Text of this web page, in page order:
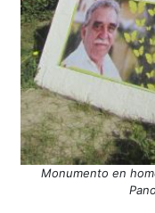
Monumento en